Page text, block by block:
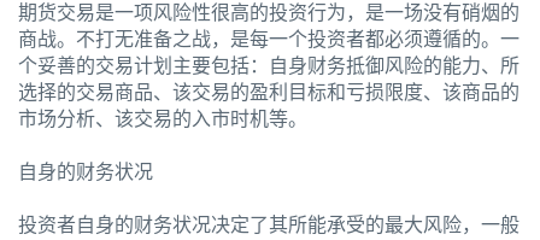
期货交易是一项风险性很高的投资行为，是一场没有硝烟的
商战。不打无准备之战，是每一个投资者都必须遵循的。一
个妥善的交易计划主要包括：自身财务抵御风险的能力、所
选择的交易商品、该交易的盈利目标和亏损限度、该商品的
市场分析、该交易的入市时机等。
自身的财务状况
投资者自身的财务状况决定了其所能承受的最大风险，一般